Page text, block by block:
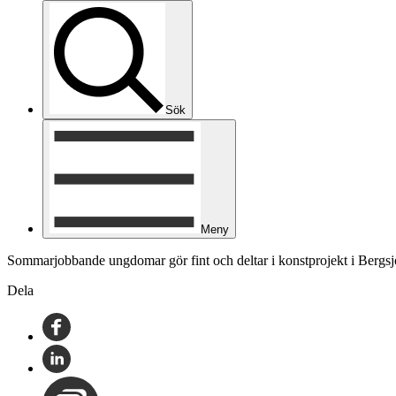
Sök
Meny
Sommarjobbande ungdomar gör fint och deltar i konstprojekt i
Dela